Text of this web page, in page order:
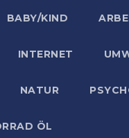
BABY/KIND
INTERNET
NATUR
ÖL